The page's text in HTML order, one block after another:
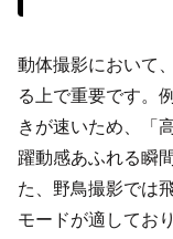
動体撮影において
る上で重要です。
きが速いため、「
躍動感あふれる瞬
た、野鳥撮影では
モードが適してお